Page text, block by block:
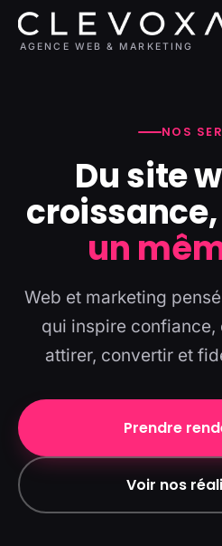
AGENCE WEB & MARKETING
NOS
Du site
croissance,
un
Web et marketing
qui inspire confiance,
attirer, convertir et
Prendre
Voir nos